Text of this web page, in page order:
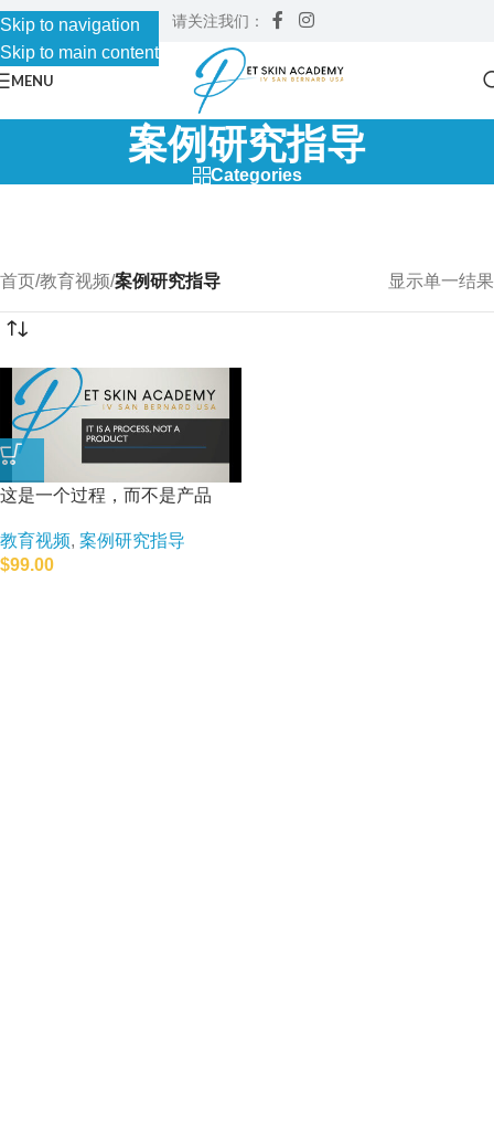
Skip to navigation
Skip to main content
请关注我们：
MENU
案例研究指导
Categories
首页/教育视频/案例研究指导 显示单一结果
这是一个过程，而不是产品
教育视频, 案例研究指导
$99.00